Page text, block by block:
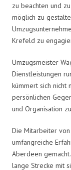
zu beachten und
möglich zu
Krefeld zu
Umzugsmeister
Dienstleistungen
kümmert sich nicht
persönlichen
und Organisation
Die Mitarbeiter
umfangreiche
Aberdeen
lange Strecke mit